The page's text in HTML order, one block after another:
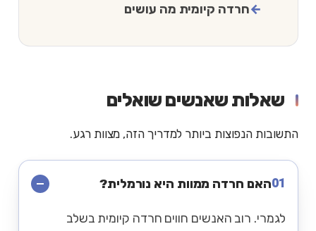
חרדה קיומית מה עושים
שאלות שאנשים שואלים
התשובות הנפוצות ביותר למדריך הזה, מצוות רגע.
01האם חרדה ממוות היא נורמלית?
לגמרי. רוב האנשים חווים חרדה קיומית בשלב